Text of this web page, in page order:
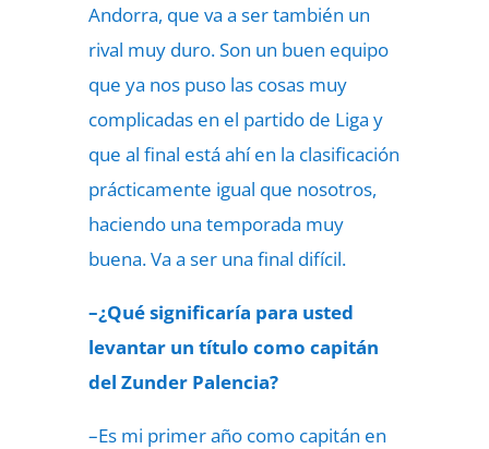
Andorra, que va a ser también un
rival muy duro. Son un buen equipo
que ya nos puso las cosas muy
complicadas en el partido de Liga y
que al final está ahí en la clasificación
prácticamente igual que nosotros,
haciendo una temporada muy
buena. Va a ser una final difícil.
–¿Qué significaría para usted
levantar un título como capitán
del Zunder Palencia?
–Es mi primer año como capitán en